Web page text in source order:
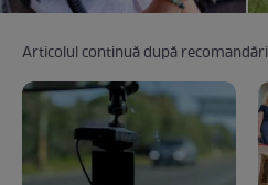
Articolul continuă după recomandări